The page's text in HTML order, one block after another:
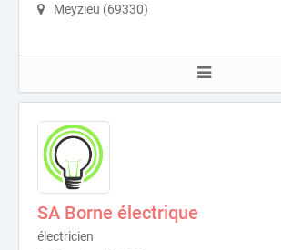
Meyzieu (69330)
SA Borne électrique
électricien